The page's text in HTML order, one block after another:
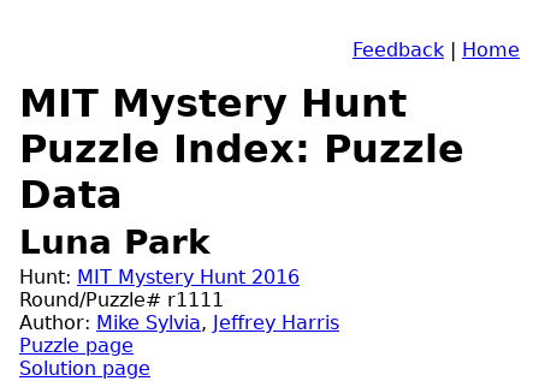
Feedback | Home
MIT Mystery Hunt
Puzzle Index: Puzzle
Data
Luna Park
Hunt: MIT Mystery Hunt 2016
Round/Puzzle# r1111
Author: Mike Sylvia, Jeffrey Harris
Puzzle page
Solution page